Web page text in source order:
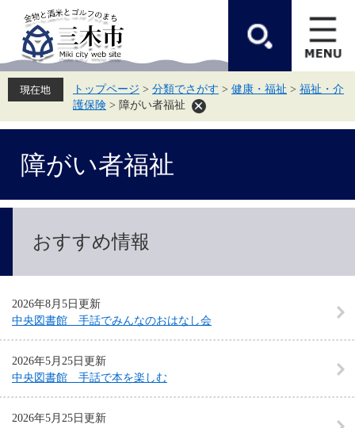
先
頭
を
飛
て
トップページ > 分類でさがす > 健康・福祉 > 福祉・介
護保険 > 障がい者福祉
障がい者福祉
おすすめ情報
2026年8月5日更新
中央図書館 手話でみんなのおはなし会
2026年5月25日更新
中央図書館 手話で本を楽しむ
2026年5月25日更新